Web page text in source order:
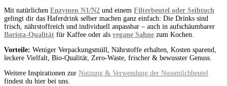
Mit natürlichen Enzymen N1/N2 und einem Filterbeutel oder Seihtuch
gelingt dir das Haferdrink selber machen ganz einfach: Die Drinks sind
frisch, nährstoffreich und individuell anpassbar – auch in aufschäumbarer
Barista-Qualität für Kaffee oder als vegane Sahne zum Kochen.
Vorteile: Weniger Verpackungsmüll, Nährstoffe erhalten, Kosten sparend,
leckere Vielfalt, Bio-Qualität, Zero-Waste, frischer & bewusster Genuss.
Weitere Inspirationen zur Nutzung & Verwendung der Nussmilchbeutel
findest du hier bei uns.